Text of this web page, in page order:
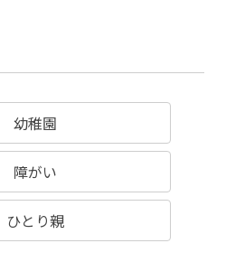
幼稚園
障がい
ひとり親